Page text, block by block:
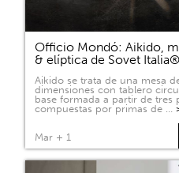
Officio Mondó: Aikido,
& elíptica de Sovet Italia®
Aikido se trata de una mesa
dimensiones con tablero
base formada a partir de tres
compuestas por primas de …
Mar + 1